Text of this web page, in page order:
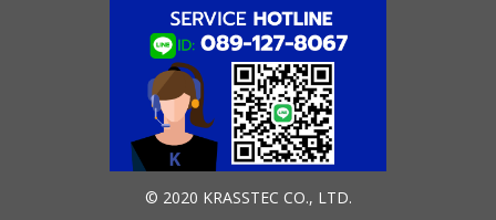
© 2020 KRASSTEC CO., LTD.